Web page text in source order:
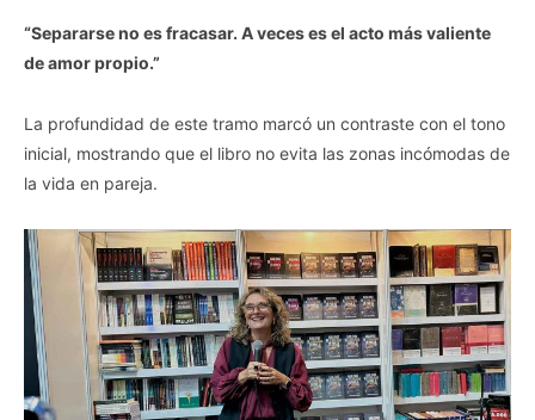
“Separarse no es fracasar. A veces es el acto más valiente
de amor propio.”
La profundidad de este tramo marcó un contraste con el tono
inicial, mostrando que el libro no evita las zonas incómodas de
la vida en pareja.